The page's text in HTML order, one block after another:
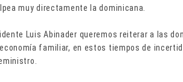
muy directamente la dominicana.
Luis Abinader queremos reiterar a las
familiar, en estos tiempos de